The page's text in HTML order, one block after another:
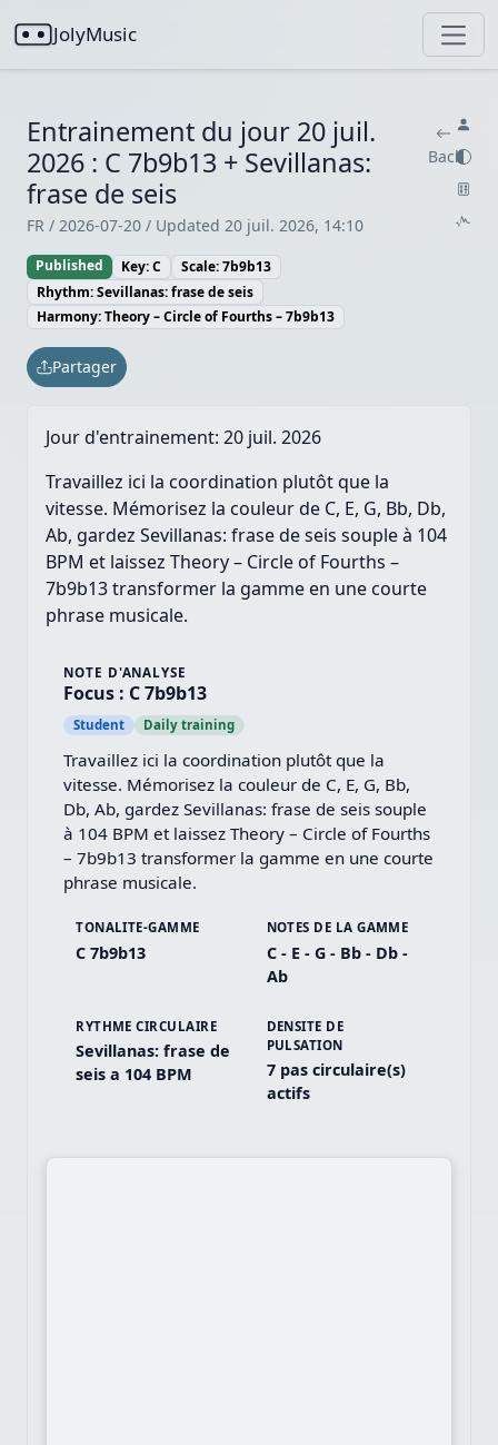
JolyMusic
Entrainement du jour 20 juil.
2026 : C 7b9b13 + Sevillanas:
frase de seis
FR / 2026-07-20 / Updated 20 juil. 2026, 14:10
Back
Published Key: C
Scale: 7b9b13
Rhythm: Sevillanas: frase de seis
Harmony: Theory – Circle of Fourths – 7b9b13
Partager
Jour d'entrainement: 20 juil. 2026
Travaillez ici la coordination plutôt que la
vitesse. Mémorisez la couleur de C, E, G, Bb, Db,
Ab, gardez Sevillanas: frase de seis souple à 104
BPM et laissez Theory – Circle of Fourths –
7b9b13 transformer la gamme en une courte
phrase musicale.
NOTE D'ANALYSE
Focus : C 7b9b13
Student Daily training
Travaillez ici la coordination plutôt que la
vitesse. Mémorisez la couleur de C, E, G, Bb,
Db, Ab, gardez Sevillanas: frase de seis souple
à 104 BPM et laissez Theory – Circle of Fourths
– 7b9b13 transformer la gamme en une courte
phrase musicale.
TONALITE-GAMME
C 7b9b13
NOTES DE LA GAMME
C - E - G - Bb - Db -
Ab
RYTHME CIRCULAIRE
Sevillanas: frase de
seis a 104 BPM
DENSITE DE
PULSATION
7 pas circulaire(s)
actifs